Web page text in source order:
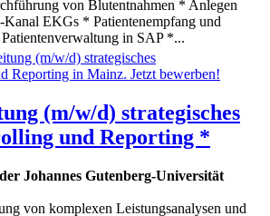
von Blutentnahmen * Anlegen
EKGs * Patientenempfang und
in SAP *...
(m/w/d) strategisches
und Reporting *
Johannes Gutenberg-Universität
von komplexen Leistungsanalysen und